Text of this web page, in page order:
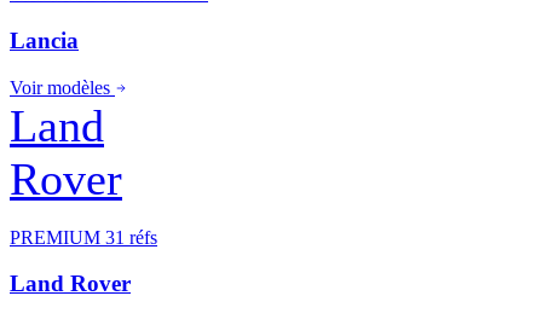
Lancia
Voir modèles
Land
Rover
PREMIUM 31 réfs
Land Rover